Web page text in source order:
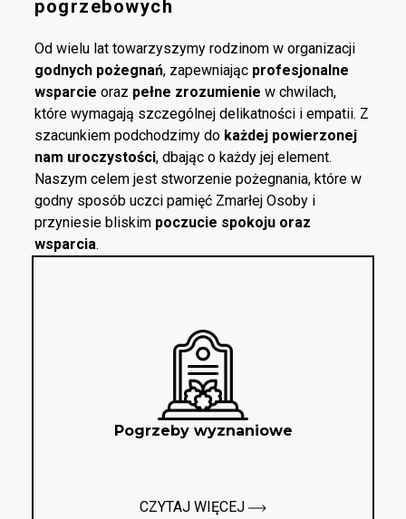
pogrzebowych
Od wielu lat towarzyszymy rodzinom w organizacji
godnych pożegnań, zapewniając profesjonalne
wsparcie oraz pełne zrozumienie w chwilach,
które wymagają szczególnej delikatności i empatii. Z
szacunkiem podchodzimy do każdej powierzonej
nam uroczystości, dbając o każdy jej element.
Naszym celem jest stworzenie pożegnania, które w
godny sposób uczci pamięć Zmarłej Osoby i
przyniesie bliskim poczucie spokoju oraz
wsparcia.
Pogrzeby wyznaniowe
CZYTAJ WIĘCEJ